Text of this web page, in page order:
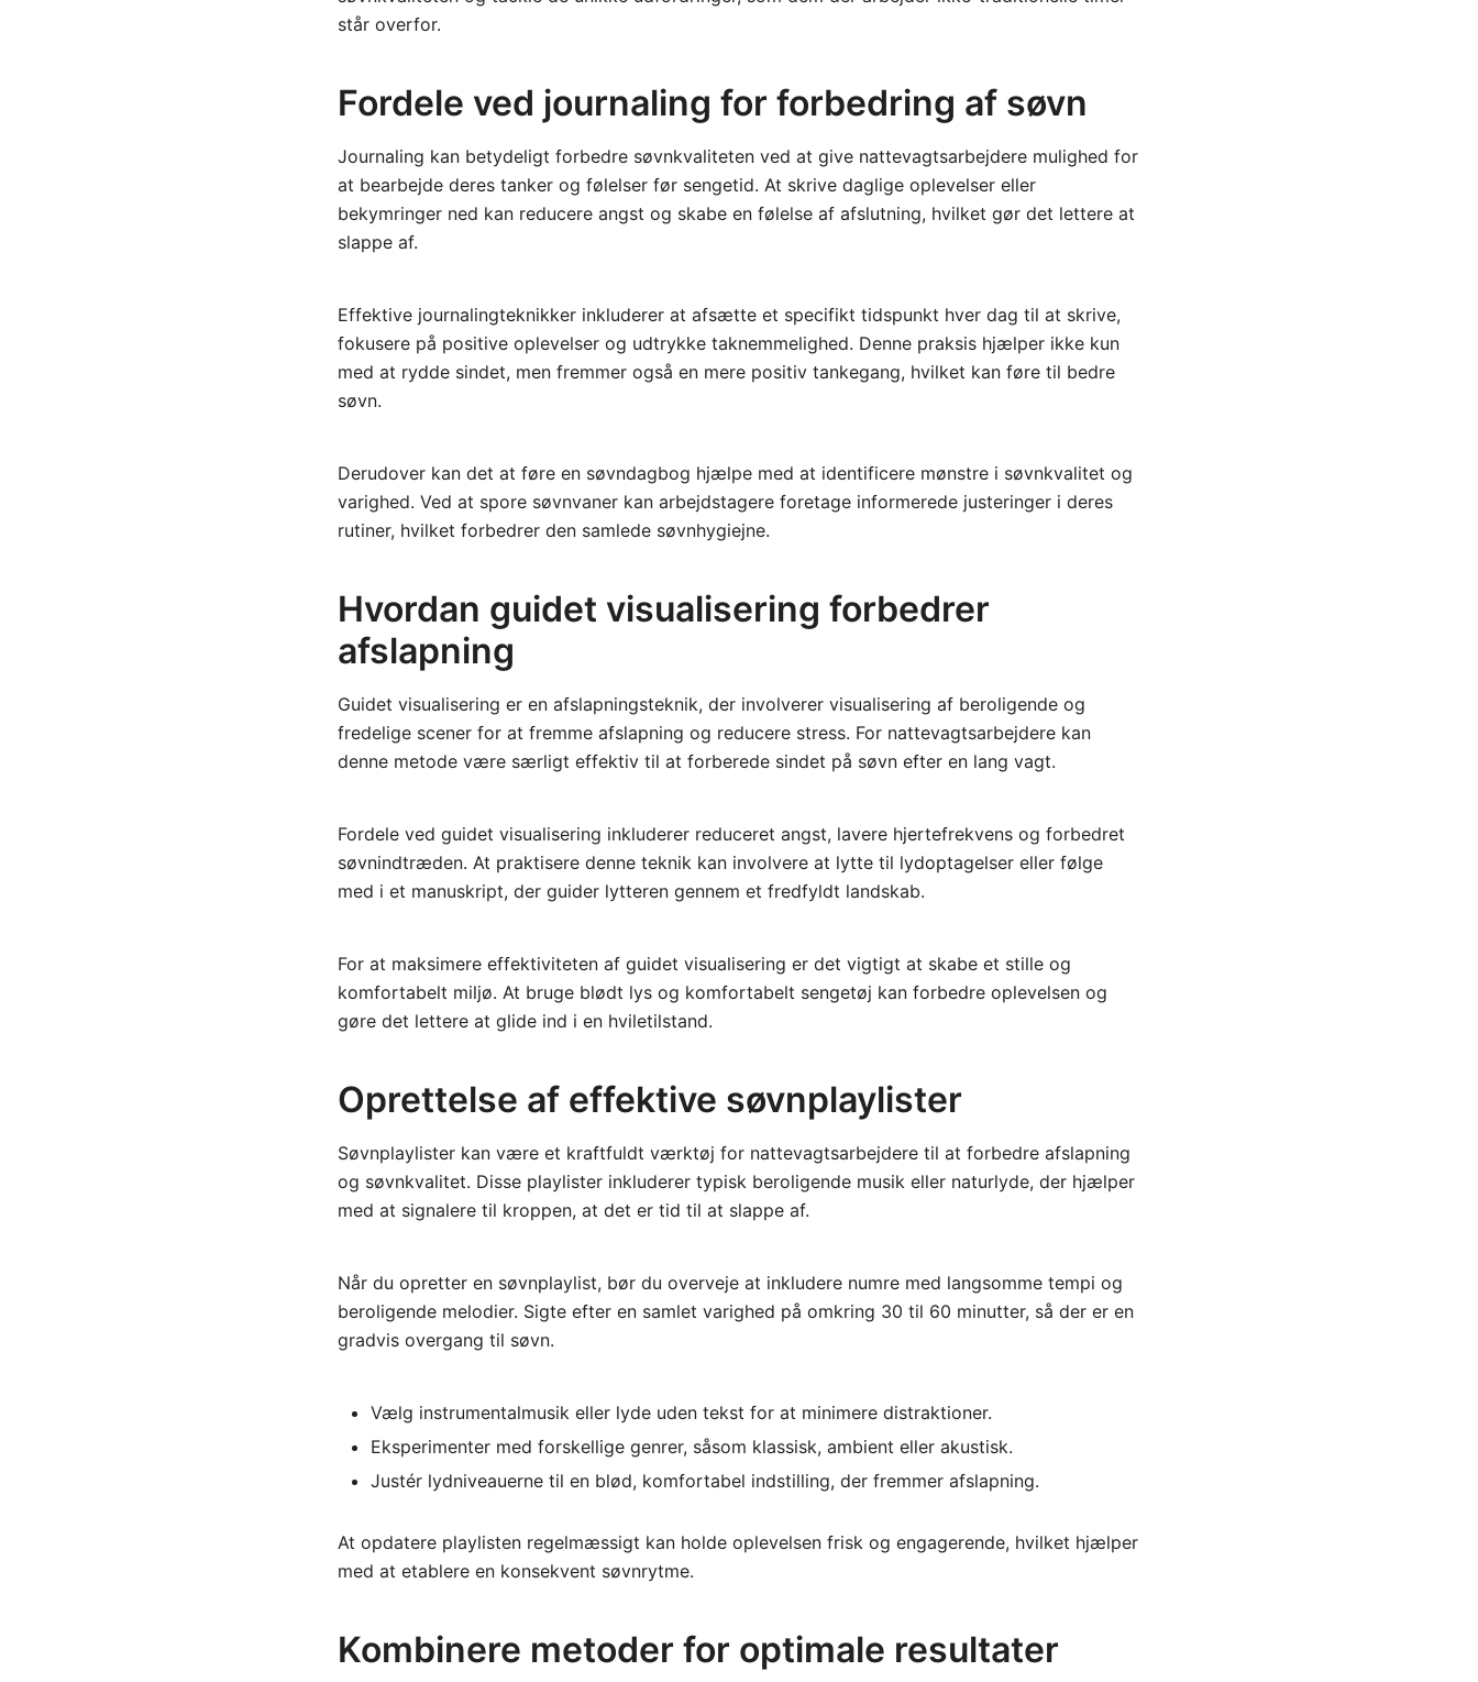
står overfor.
Fordele ved journaling for forbedring af søvn
Journaling kan betydeligt forbedre søvnkvaliteten ved at give nattevagtsarbejdere mulighed for
at bearbejde deres tanker og følelser før sengetid. At skrive daglige oplevelser eller
bekymringer ned kan reducere angst og skabe en følelse af afslutning, hvilket gør det lettere at
slappe af.
Effektive journalingteknikker inkluderer at afsætte et specifikt tidspunkt hver dag til at skrive,
fokusere på positive oplevelser og udtrykke taknemmelighed. Denne praksis hjælper ikke kun
med at rydde sindet, men fremmer også en mere positiv tankegang, hvilket kan føre til bedre
søvn.
Derudover kan det at føre en søvndagbog hjælpe med at identificere mønstre i søvnkvalitet og
varighed. Ved at spore søvnvaner kan arbejdstagere foretage informerede justeringer i deres
rutiner, hvilket forbedrer den samlede søvnhygiejne.
Hvordan guidet visualisering forbedrer
afslapning
Guidet visualisering er en afslapningsteknik, der involverer visualisering af beroligende og
fredelige scener for at fremme afslapning og reducere stress. For nattevagtsarbejdere kan
denne metode være særligt effektiv til at forberede sindet på søvn efter en lang vagt.
Fordele ved guidet visualisering inkluderer reduceret angst, lavere hjertefrekvens og forbedret
søvnindtræden. At praktisere denne teknik kan involvere at lytte til lydoptagelser eller følge
med i et manuskript, der guider lytteren gennem et fredfyldt landskab.
For at maksimere effektiviteten af guidet visualisering er det vigtigt at skabe et stille og
komfortabelt miljø. At bruge blødt lys og komfortabelt sengetøj kan forbedre oplevelsen og
gøre det lettere at glide ind i en hviletilstand.
Oprettelse af effektive søvnplaylister
Søvnplaylister kan være et kraftfuldt værktøj for nattevagtsarbejdere til at forbedre afslapning
og søvnkvalitet. Disse playlister inkluderer typisk beroligende musik eller naturlyde, der hjælper
med at signalere til kroppen, at det er tid til at slappe af.
Når du opretter en søvnplaylist, bør du overveje at inkludere numre med langsomme tempi og
beroligende melodier. Sigte efter en samlet varighed på omkring 30 til 60 minutter, så der er en
gradvis overgang til søvn.
Vælg instrumentalmusik eller lyde uden tekst for at minimere distraktioner.
Eksperimenter med forskellige genrer, såsom klassisk, ambient eller akustisk.
Justér lydniveauerne til en blød, komfortabel indstilling, der fremmer afslapning.
At opdatere playlisten regelmæssigt kan holde oplevelsen frisk og engagerende, hvilket hjælper
med at etablere en konsekvent søvnrytme.
Kombinere metoder for optimale resultater